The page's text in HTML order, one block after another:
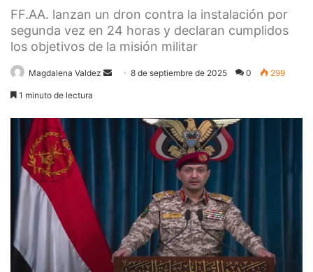
FF.AA. lanzan un dron contra la instalación por
segunda vez en 24 horas y declaran cumplidos
los objetivos de la misión militar
Magdalena Valdez
Send8 de septiembre de 2025 0 299
1 minuto de lectura